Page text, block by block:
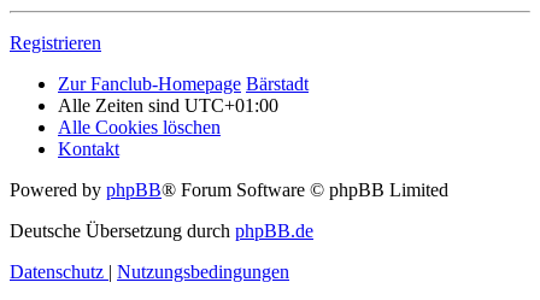
Registrieren
Zur Fanclub-Homepage Bärstadt
Alle Zeiten sind UTC+01:00
Alle Cookies löschen
Kontakt
Powered by phpBB® Forum Software © phpBB Limited
Deutsche Übersetzung durch phpBB.de
Datenschutz | Nutzungsbedingungen